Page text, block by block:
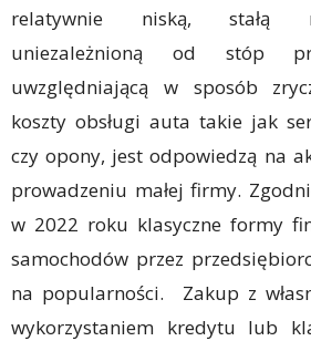
relatywnie niską, stałą
uniezależnioną od stóp
uwzględniającą w sposób
koszty obsługi auta takie jak
czy opony, jest odpowiedzą na
prowadzeniu małej firmy.
w 2022 roku klasyczne formy
samochodów przez
na popularności. Zakup z
wykorzystaniem kredytu lub